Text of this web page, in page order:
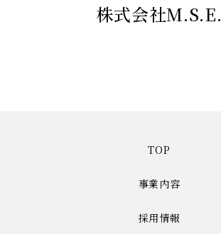
株式会社M.S.E.
TOP
事業内容
採用情報